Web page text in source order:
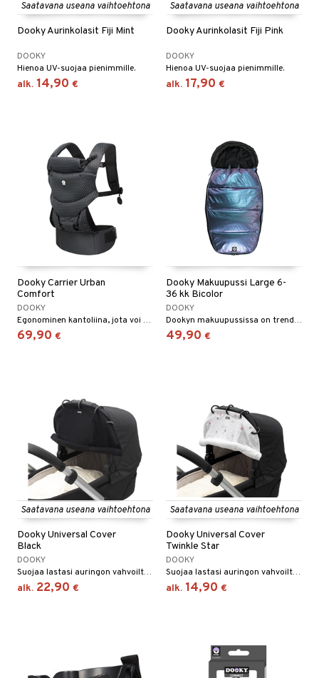
Saatavana useana vaihtoehtona
Dooky Aurinkolasit Fiji Mint
DOOKY
Hienoa UV-suojaa pienimmille.
alk. 14,90 €
Saatavana useana vaihtoehtona
Dooky Aurinkolasit Fiji Pink
DOOKY
Hienoa UV-suojaa pienimmille.
alk. 17,90 €
Dooky Carrier Urban
Comfort
DOOKY
Egonominen kantoliina, jota voi käyttää monella tapaa.
69,90 €
Dooky Makuupussi Large 6-
36 kk Bicolor
DOOKY
Dookyn makuupussissa on trendikäs materiaali, joka vaihtaa väriä eri valossa.
49,90 €
Saatavana useana vaihtoehtona
Dooky Universal Cover
Black
DOOKY
Suojaa lastasi auringon vahvoilta säteiltä.
alk. 22,90 €
Saatavana useana vaihtoehtona
Dooky Universal Cover
Twinkle Star
DOOKY
Suojaa lastasi auringon vahvoilta säteiltä.
alk. 14,90 €
Minecraft
Speed Champions
Spidey
Love
Lehmä
Pitkätossu
Mario
& Pesonen
vaatteet
& Tarvikkeet